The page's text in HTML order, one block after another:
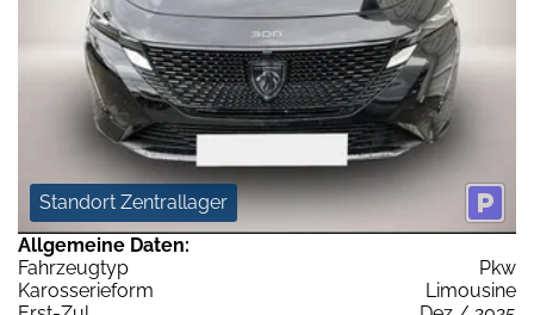
Standort Zentrallager
Allgemeine Daten:
Fahrzeugtyp
Pkw
Karosserieform
Limousine